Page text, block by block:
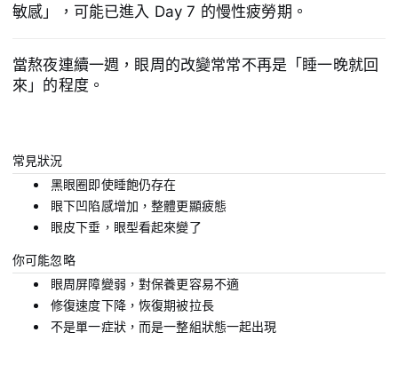
敏感」，可能已進入 Day 7 的慢性疲勞期。
當熬夜連續一週，眼周的改變常常不再是「睡一晚就回
來」的程度。
常見狀況
黑眼圈即使睡飽仍存在
眼下凹陷感增加，整體更顯疲態
眼皮下垂，眼型看起來變了
你可能忽略
眼周屏障變弱，對保養更容易不適
修復速度下降，恢復期被拉長
不是單一症狀，而是一整組狀態一起出現